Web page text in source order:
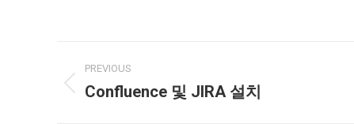
Post
navigation
PREVIOUS
Previous
Confluence 및 JIRA 설치